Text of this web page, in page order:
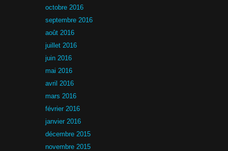
octobre 2016
septembre 2016
août 2016
juillet 2016
juin 2016
mai 2016
avril 2016
mars 2016
février 2016
janvier 2016
décembre 2015
novembre 2015